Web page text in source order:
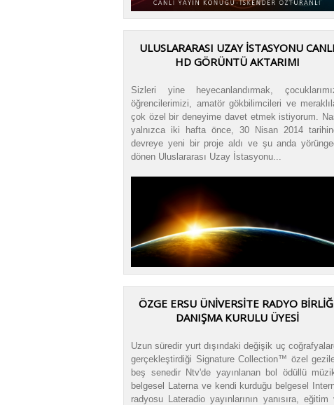
ULUSLARARASI UZAY İSTASYONU CANLI
HD GÖRÜNTÜ AKTARIMI
Sizleri yine heyecanlandırmak,
öğrencilerimizi, amatör gökbilimcileri ve
çok özel bir deneyime davet etmek istiyorum.
yalnızca iki hafta önce, 30 Nisan 2014
devreye yeni bir proje aldı ve şu anda
dönen Uluslararası Uzay İstasyonu...
ÖZGE ERSU ÜNİVERSİTE RADYO
DANIŞMA KURULU ÜYESİ
Uzun süredir yurt dışındaki değişik uç
gerçekleştirdiği Signature Collection™ özel
beş senedir Ntv'de yayınlanan bol ödüllü
belgesel Laterna ve kendi kurduğu belgesel
radyosu Lateradio yayınlarının yanısıra, eğitim